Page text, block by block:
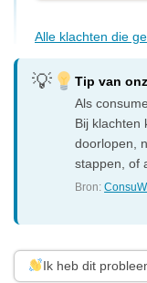
Alle klachten die
Tip van
Als
Bij klachten
doorlopen,
stappen, of
Bron:
Ik heb dit